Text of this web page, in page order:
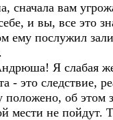
сначала вам
и вы, все это
ему послужил
Я слабая
- это следствие,
положено, об этом
мести не пойдут.